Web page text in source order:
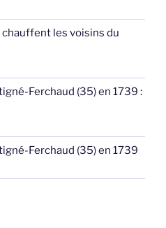
chauffent les voisins du
Ferchaud (35) en 1739 :
Ferchaud (35) en 1739